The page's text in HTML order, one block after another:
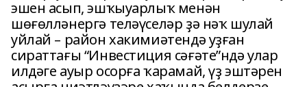
эшен асып, эшҡыуарлыҡ менән
шөғөлләнергә теләүселәр ҙә нәҡ шулай
уйлай – район хакимиәтендә уҙған
сираттағы “Инвестиция сәғәте”ндә улар
илдәге ауыр осорға ҡарамай, үҙ эштәрен